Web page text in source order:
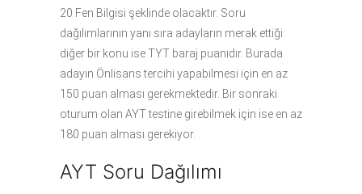
20 Fen Bilgisi şeklinde olacaktır. Soru
dağılımlarının yanı sıra adayların merak ettiği
diğer bir konu ise TYT baraj puanıdır. Burada
adayın Önlisans tercihi yapabilmesi için en az
150 puan alması gerekmektedir. Bir sonraki
oturum olan AYT testine girebilmek için ise en az
180 puan alması gerekiyor.
AYT Soru Dağılımı